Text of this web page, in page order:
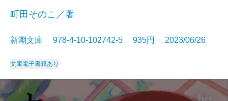
町田そのこ／著
新潮文庫 978-4-10-102742-5 935円 2023/06/26
文庫電子書籍あり